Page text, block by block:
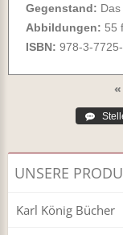
UNSERE
Karl König Bücher
Gegenstand:
Abbildungen: 55
ISBN: 978-3-